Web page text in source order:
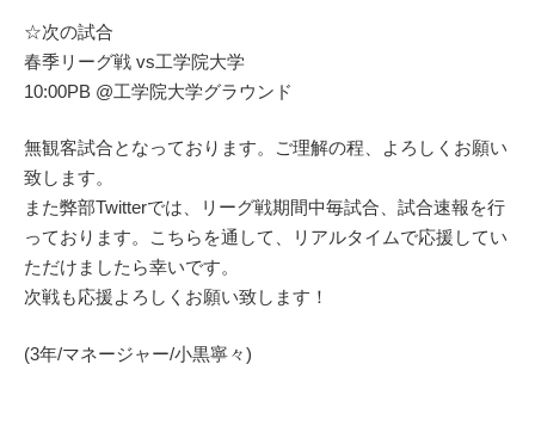
☆次の試合
春季リーグ戦 vs工学院大学
10:00PB @工学院大学グラウンド
無観客試合となっております。ご理解の程、よろしくお願い
致します。
また弊部Twitterでは、リーグ戦期間中毎試合、試合速報を行
っております。こちらを通して、リアルタイムで応援してい
ただけましたら幸いです。
次戦も応援よろしくお願い致します！
(3年/マネージャー/小黒寧々)